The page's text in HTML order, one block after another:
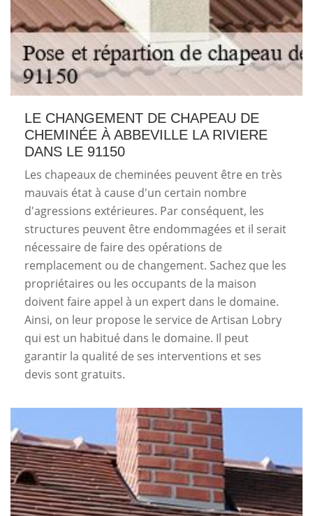
LE CHANGEMENT DE CHAPEAU DE
CHEMINÉE À ABBEVILLE LA RIVIERE
DANS LE 91150
Les chapeaux de cheminées peuvent être en très
mauvais état à cause d'un certain nombre
d'agressions extérieures. Par conséquent, les
structures peuvent être endommagées et il serait
nécessaire de faire des opérations de
remplacement ou de changement. Sachez que les
propriétaires ou les occupants de la maison
doivent faire appel à un expert dans le domaine.
Ainsi, on leur propose le service de Artisan Lobry
qui est un habitué dans le domaine. Il peut
garantir la qualité de ses interventions et ses
devis sont gratuits.